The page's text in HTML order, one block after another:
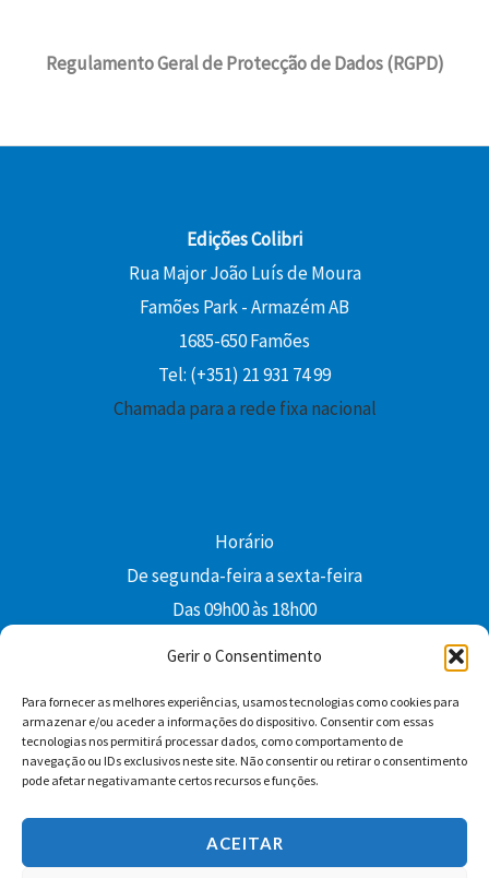
Gerir o Consentimento
Para fornecer as melhores experiências, usamos tecnologias como cookies para
armazenar e/ou aceder a informações do dispositivo. Consentir com essas
tecnologias nos permitirá processar dados, como comportamento de
navegação ou IDs exclusivos neste site. Não consentir ou retirar o consentimento
pode afetar negativamante certos recursos e funções.
ACEITAR
Regulamento Geral de Protecção de Dados (RGPD)
Edições Colibri
Rua Major João Luís de Moura
Famões Park - Armazém AB
1685-650 Famões
Tel: (+351) 21 931 74 99
Chamada para a rede fixa nacional
Horário
De segunda-feira a sexta-feira
Das 09h00 às 18h00
Facebook YouTube Instagram
Whatsapp
Condições Gerais de Venda